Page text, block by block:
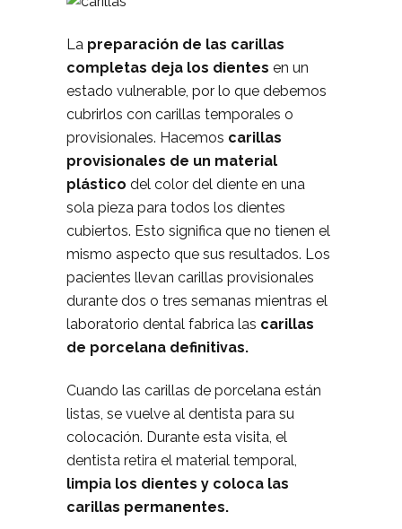
La preparación de las carillas
completas deja los dientes en un
estado vulnerable, por lo que debemos
cubrirlos con carillas temporales o
provisionales. Hacemos carillas
provisionales de un material
plástico del color del diente en una
sola pieza para todos los dientes
cubiertos. Esto significa que no tienen el
mismo aspecto que sus resultados. Los
pacientes llevan carillas provisionales
durante dos o tres semanas mientras el
laboratorio dental fabrica las carillas
de porcelana definitivas.
Cuando las carillas de porcelana están
listas, se vuelve al dentista para su
colocación. Durante esta visita, el
dentista retira el material temporal,
limpia los dientes y coloca las
carillas permanentes.